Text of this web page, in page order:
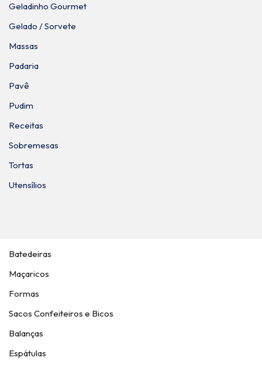
Geladinho Gourmet
Gelado / Sorvete
Massas
Padaria
Pavê
Pudim
Receitas
Sobremesas
Tortas
Utensílios
Batedeiras
Maçaricos
Formas
Sacos Confeiteiros e Bicos
Balanças
Espátulas